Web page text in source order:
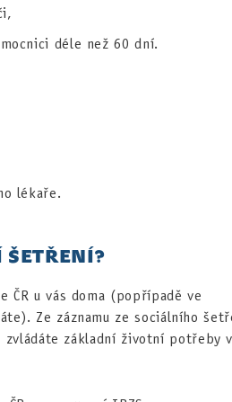
déle než 60 dní.
lékaře.
ŠETŘENÍ?
ČR u vás doma (popřípadě ve
Ze záznamu ze sociálního
základní životní potřeby